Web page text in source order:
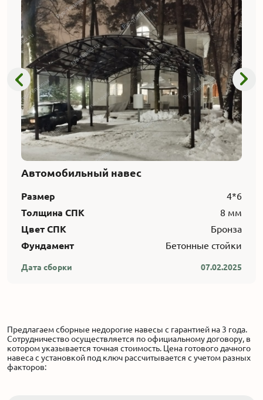
Автомобильный навес
Размер
4*6
Толщина СПК
8 мм
Цвет СПК
Бронза
Фундамент
Бетонные стойки
Дата сборки 07.02.2025
Предлагаем сборные недорогие навесы с гарантией на 3 года.
Сотрудничество осуществляется по официальному договору, в
котором указывается точная стоимость. Цена готового дачного
навеса с установкой под ключ рассчитывается с учетом разных
факторов: